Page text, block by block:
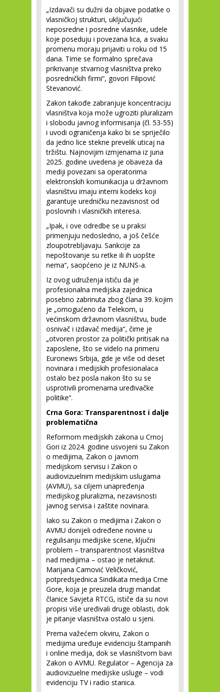
„Izdavači su dužni da objave podatke o
vlasničkoj strukturi, uključujući
neposredne i posredne vlasnike, udele
koje poseduju i povezana lica, a svaku
promenu moraju prijaviti u roku od 15
dana. Time se formalno sprečava
prikrivanje stvarnog vlasništva preko
posredničkih firmi“, govori Filipović
Stevanović.
Zakon takođe zabranjuje koncentraciju
vlasništva koja može ugroziti pluralizam
i slobodu javnog informisanja (čl. 53-55)
i uvodi ograničenja kako bi se spriječilo
da jedno lice stekne prevelik uticaj na
tržištu. Najnovijim izmjenama iz juna
2025. godine uvedena je obaveza da
mediji povezani sa operatorima
elektronskih komunikacija u državnom
vlasništvu imaju interni kodeks koji
garantuje uredničku nezavisnost od
poslovnih i vlasničkih interesa.
„Ipak, i ove odredbe se u praksi
primenjuju nedosledno, a još češće
zloupotrebljavaju. Sankcije za
nepoštovanje su retke ili ih uopšte
nema“, saopćeno je iz NUNS-a.
Iz ovog udruženja ističu da je
profesionalna medijska zajednica
posebno zabrinuta zbog člana 39. kojim
je „omogućeno da Telekom, u
većinskom državnom vlasništvu, bude
osnivač i izdavač medija“, čime je
„otvoren prostor za politički pritisak na
zaposlene, što se videlo na primeru
Euronews Srbija, gde je više od deset
novinara i medijskih profesionalaca
ostalo bez posla nakon što su se
usprotivili promenama uređivačke
politike“.
Crna Gora: Transparentnost i dalje
problematična
Reformom medijskih zakona u Crnoj
Gori iz 2024. godine usvojeni su Zakon
o medijima, Zakon o javnom
medijskom servisu i Zakon o
audiovizuelnim medijskim uslugama
(AVMU), sa ciljem unapređenja
medijskog pluralizma, nezavisnosti
javnog servisa i zaštite novinara.
Iako su Zakon o medijima i Zakon o
AVMU donijeli određene novine u
regulisanju medijske scene, ključni
problem – transparentnost vlasništva
nad medijima – ostao je netaknut.
Marijana Camović Veličković,
potpredsjednica Sindikata medija Crne
Gore, koja je preuzela drugi mandat
članice Savjeta RTCG, ističe da su novi
propisi više uređivali druge oblasti, dok
je pitanje vlasništva ostalo u sjeni.
Prema važećem okviru, Zakon o
medijima uređuje evidenciju štampanih
i online medija, dok se vlasništvom bavi
Zakon o AVMU. Regulator – Agencija za
audiovizuelne medijske usluge – vodi
evidenciju TV i radio stanica.